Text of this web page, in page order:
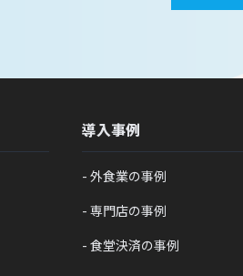
導入事例
外食業の事例
専門店の事例
食堂決済の事例